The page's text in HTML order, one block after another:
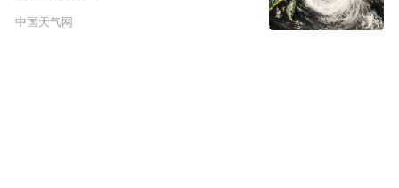
中国天气网